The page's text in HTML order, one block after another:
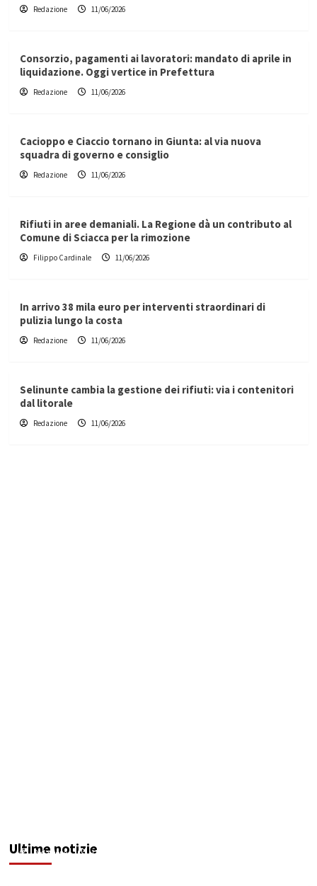
Redazione 11/06/2026
Consorzio, pagamenti ai lavoratori: mandato di aprile in
liquidazione. Oggi vertice in Prefettura
Redazione 11/06/2026
Cacioppo e Ciaccio tornano in Giunta: al via nuova
squadra di governo e consiglio
Redazione 11/06/2026
Rifiuti in aree demaniali. La Regione dà un contributo al
Comune di Sciacca per la rimozione
Filippo Cardinale 11/06/2026
In arrivo 38 mila euro per interventi straordinari di
pulizia lungo la costa
Redazione 11/06/2026
Selinunte cambia la gestione dei rifiuti: via i contenitori
dal litorale
Redazione 11/06/2026
Ultime notizie
Redazione 11/06/2026